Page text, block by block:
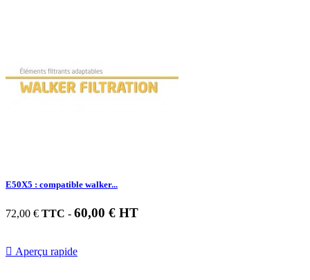
E50X5 : compatible walker...
72,00 € TTC - 60,00 € HT
 Aperçu rapide